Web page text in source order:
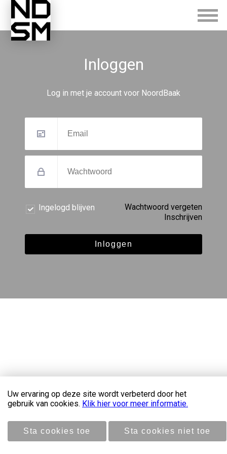
Uw ervaring op deze site wordt verbeterd door het
gebruik van cookies. Klik hier voor meer informatie.
Sta cookies toe Sta cookies niet toe
Inloggen
Log in met je account voor NoordBaak
Ingelogd blijven
Wachtwoord vergeten
Inschrijven
Inloggen
Copyright 2026 NoordBaak
Disclaimer & privacyverklaring
Door: VW Nieuwbouw Platform